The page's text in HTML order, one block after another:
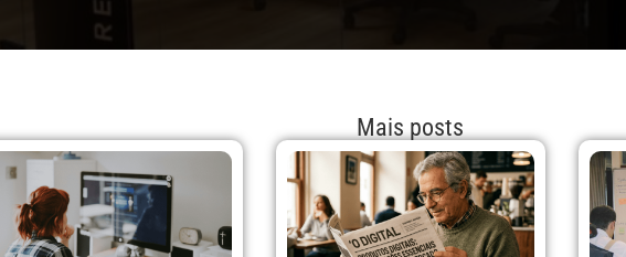
Mais posts